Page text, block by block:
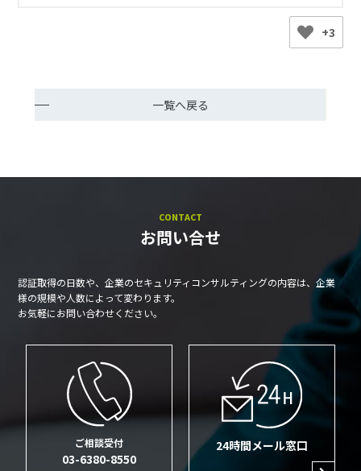
+3
一覧へ戻る
CONTACT
お問い合せ
認証取得の日数や、企業のセキュリティコンサルティングの内容は、企業
様の規模や人数によって変わります。
お気軽にお問い合わせください。
ご相談受付
03-6380-8550
24時間メール窓口